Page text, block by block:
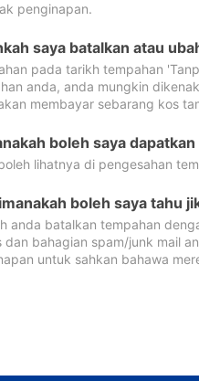
penginapan.
saya batalkan atau
pada tarikh tempahan
anda, anda mungkin
membayar sebarang kos
boleh saya
lihatnya di pengesahan
boleh saya tahu
anda batalkan tempahan
dan bahagian spam/junk mail
untuk sahkan bahawa